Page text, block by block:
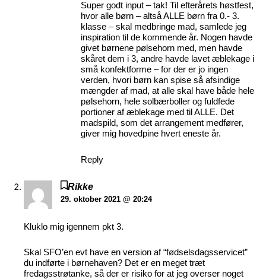
Super godt input – tak! Til efterårets høstfest,
hvor alle børn – altså ALLE børn fra 0.- 3.
klasse – skal medbringe mad, samlede jeg
inspiration til de kommende år. Nogen havde
givet børnene pølsehorn med, men havde
skåret dem i 3, andre havde lavet æblekage i
små konfektforme – for der er jo ingen
verden, hvori børn kan spise så afsindige
mængder af mad, at alle skal have både hele
pølsehorn, hele solbærboller og fuldfede
portioner af æblekage med til ALLE. Det
madspild, som det arrangement medfører,
giver mig hovedpine hvert eneste år.
Reply
Rikke
29. oktober 2021 @ 20:24
Kluklo mig igennem pkt 3.
Skal SFO’en evt have en version af “fødselsdagsservicet”
du indførte i børnehaven? Det er en meget træt
fredagsstrøtanke, så der er risiko for at jeg overser noget